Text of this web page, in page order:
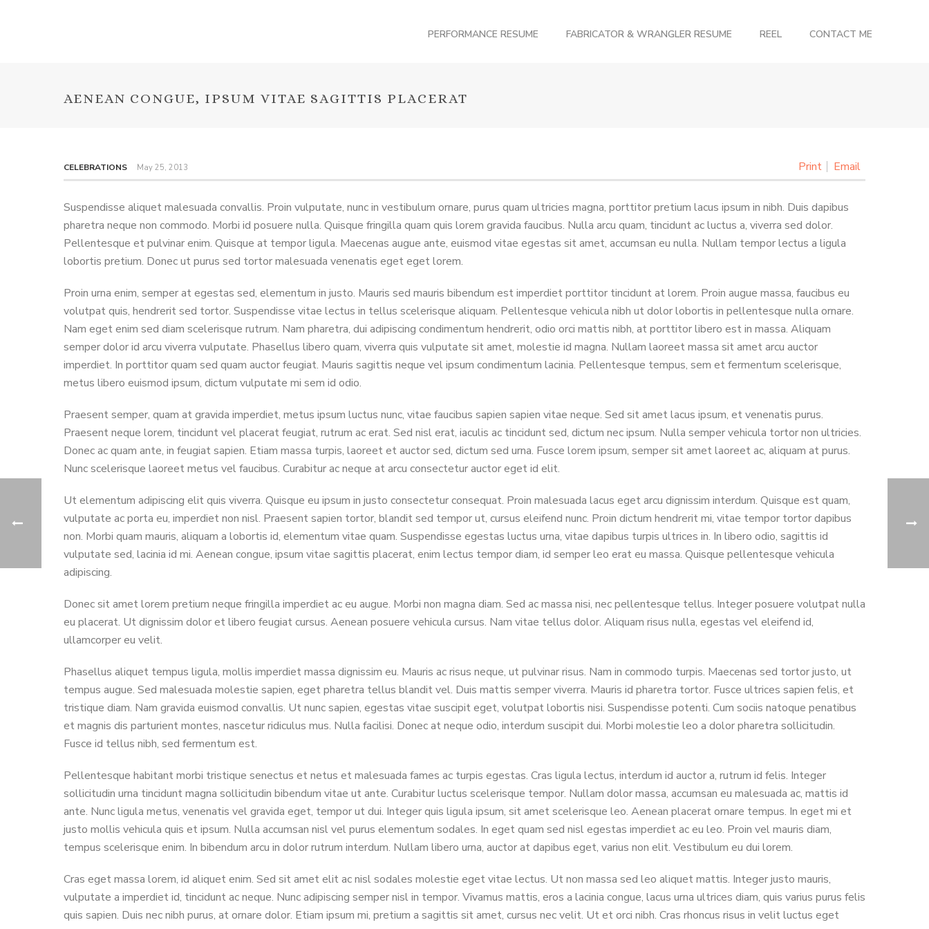
PERFORMANCE RESUME FABRICATOR & WRANGLER RESUME REEL CONTACT ME
AENEAN CONGUE, IPSUM VITAE SAGITTIS PLACERAT
Print Email
CELEBRATIONS May 25, 2013
Suspendisse aliquet malesuada convallis. Proin vulputate, nunc in vestibulum ornare, purus quam ultricies magna, porttitor pretium lacus ipsum in nibh. Duis dapibus
pharetra neque non commodo. Morbi id posuere nulla. Quisque fringilla quam quis lorem gravida faucibus. Nulla arcu quam, tincidunt ac luctus a, viverra sed dolor.
Pellentesque et pulvinar enim. Quisque at tempor ligula. Maecenas augue ante, euismod vitae egestas sit amet, accumsan eu nulla. Nullam tempor lectus a ligula
lobortis pretium. Donec ut purus sed tortor malesuada venenatis eget eget lorem.
Proin urna enim, semper at egestas sed, elementum in justo. Mauris sed mauris bibendum est imperdiet porttitor tincidunt at lorem. Proin augue massa, faucibus eu
volutpat quis, hendrerit sed tortor. Suspendisse vitae lectus in tellus scelerisque aliquam. Pellentesque vehicula nibh ut dolor lobortis in pellentesque nulla ornare.
Nam eget enim sed diam scelerisque rutrum. Nam pharetra, dui adipiscing condimentum hendrerit, odio orci mattis nibh, at porttitor libero est in massa. Aliquam
semper dolor id arcu viverra vulputate. Phasellus libero quam, viverra quis vulputate sit amet, molestie id magna. Nullam laoreet massa sit amet arcu auctor
imperdiet. In porttitor quam sed quam auctor feugiat. Mauris sagittis neque vel ipsum condimentum lacinia. Pellentesque tempus, sem et fermentum scelerisque,
metus libero euismod ipsum, dictum vulputate mi sem id odio.
Praesent semper, quam at gravida imperdiet, metus ipsum luctus nunc, vitae faucibus sapien sapien vitae neque. Sed sit amet lacus ipsum, et venenatis purus.
Praesent neque lorem, tincidunt vel placerat feugiat, rutrum ac erat. Sed nisl erat, iaculis ac tincidunt sed, dictum nec ipsum. Nulla semper vehicula tortor non ultricies.
Donec ac quam ante, in feugiat sapien. Etiam massa turpis, laoreet et auctor sed, dictum sed urna. Fusce lorem ipsum, semper sit amet laoreet ac, aliquam at purus.
Nunc scelerisque laoreet metus vel faucibus. Curabitur ac neque at arcu consectetur auctor eget id elit.
Ut elementum adipiscing elit quis viverra. Quisque eu ipsum in justo consectetur consequat. Proin malesuada lacus eget arcu dignissim interdum. Quisque est quam,
vulputate ac porta eu, imperdiet non nisl. Praesent sapien tortor, blandit sed tempor ut, cursus eleifend nunc. Proin dictum hendrerit mi, vitae tempor tortor dapibus
non. Morbi quam mauris, aliquam a lobortis id, elementum vitae quam. Suspendisse egestas luctus urna, vitae dapibus turpis ultrices in. In libero odio, sagittis id
vulputate sed, lacinia id mi. Aenean congue, ipsum vitae sagittis placerat, enim lectus tempor diam, id semper leo erat eu massa. Quisque pellentesque vehicula
adipiscing.
Donec sit amet lorem pretium neque fringilla imperdiet ac eu augue. Morbi non magna diam. Sed ac massa nisi, nec pellentesque tellus. Integer posuere volutpat nulla
eu placerat. Ut dignissim dolor et libero feugiat cursus. Aenean posuere vehicula cursus. Nam vitae tellus dolor. Aliquam risus nulla, egestas vel eleifend id,
ullamcorper eu velit.
Phasellus aliquet tempus ligula, mollis imperdiet massa dignissim eu. Mauris ac risus neque, ut pulvinar risus. Nam in commodo turpis. Maecenas sed tortor justo, ut
tempus augue. Sed malesuada molestie sapien, eget pharetra tellus blandit vel. Duis mattis semper viverra. Mauris id pharetra tortor. Fusce ultrices sapien felis, et
tristique diam. Nam gravida euismod convallis. Ut nunc sapien, egestas vitae suscipit eget, volutpat lobortis nisi. Suspendisse potenti. Cum sociis natoque penatibus
et magnis dis parturient montes, nascetur ridiculus mus. Nulla facilisi. Donec at neque odio, interdum suscipit dui. Morbi molestie leo a dolor pharetra sollicitudin.
Fusce id tellus nibh, sed fermentum est.
Pellentesque habitant morbi tristique senectus et netus et malesuada fames ac turpis egestas. Cras ligula lectus, interdum id auctor a, rutrum id felis. Integer
sollicitudin urna tincidunt magna sollicitudin bibendum vitae ut ante. Curabitur luctus scelerisque tempor. Nullam dolor massa, accumsan eu malesuada ac, mattis id
ante. Nunc ligula metus, venenatis vel gravida eget, tempor ut dui. Integer quis ligula ipsum, sit amet scelerisque leo. Aenean placerat ornare tempus. In eget mi et
justo mollis vehicula quis et ipsum. Nulla accumsan nisl vel purus elementum sodales. In eget quam sed nisl egestas imperdiet ac eu leo. Proin vel mauris diam,
tempus scelerisque enim. In bibendum arcu in dolor rutrum interdum. Nullam libero urna, auctor at dapibus eget, varius non elit. Vestibulum eu dui lorem.
Cras eget massa lorem, id aliquet enim. Sed sit amet elit ac nisl sodales molestie eget vitae lectus. Ut non massa sed leo aliquet mattis. Integer justo mauris,
vulputate a imperdiet id, tincidunt ac neque. Nunc adipiscing semper nisl in tempor. Vivamus mattis, eros a lacinia congue, lacus urna ultrices diam, quis varius purus felis
quis sapien. Duis nec nibh purus, at ornare dolor. Etiam ipsum mi, pretium a sagittis sit amet, cursus nec velit. Ut et orci nibh. Cras rhoncus risus in velit luctus eget